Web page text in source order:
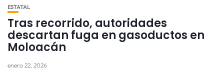
ESTATAL
Tras recorrido, autoridades
descartan fuga en gasoductos en
Moloacán
enero 22, 2026